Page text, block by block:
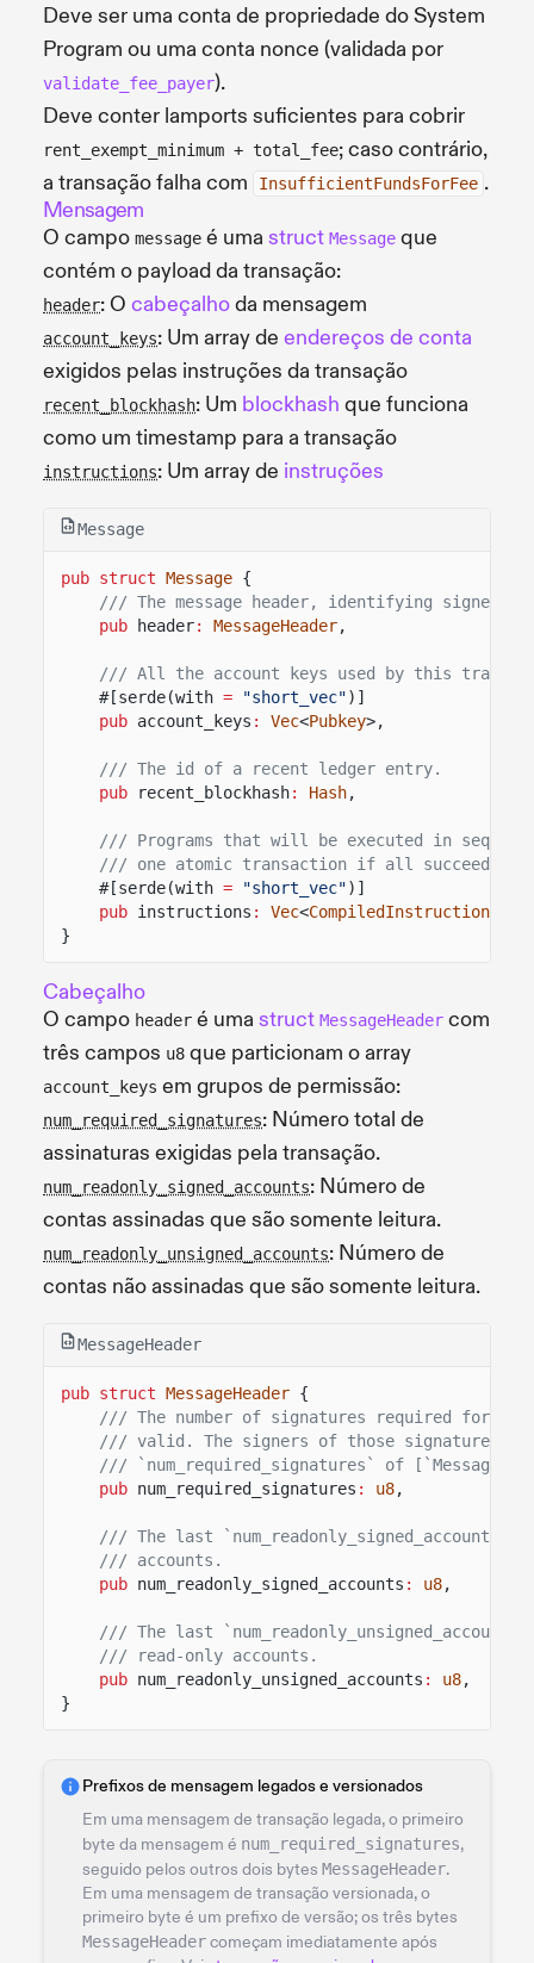
Deve ser uma conta de propriedade do System
Program ou uma conta nonce (validada por
validate_fee_payer).
Deve conter lamports suficientes para cobrir
rent_exempt_minimum + total_fee; caso contrário,
a transação falha com
InsufficientFundsForFee .
Mensagem
O campo message é uma struct Message que
contém o payload da transação:
header: O cabeçalhoda mensagem
account_keys: Um array de endereços de conta
exigidos pelas instruções da transação
recent_blockhash: Um blockhash que funciona
como um timestamp para a transação
instructions: Um array de instruções
Message
pub struct Message {
/// The message header, identifying signed
pub
header: MessageHeader,
/// All the account keys used by this
#[serde(with = "short_vec")]
pub account_keys : Vec<Pubkey>,
/// The id of a recent ledger entry.
pub
recent_blockhash: Hash,
/// Programs that will be executed in
/// one atomic transaction if all succeed.
#[serde(with = "short_vec")]
pub instructions : Vec<CompiledInstruction
}
Cabeçalho
O campo header é uma struct MessageHeader com
três campos u8 que particionam o array
account_keys em grupos de permissão:
num_required_signatures: Número total de
assinaturas exigidas pela transação.
num_readonly_signed_accounts: Número de
contas assinadas que são somente leitura.
num_readonly_unsigned_accounts: Número de
contas não assinadas que são somente leitura.
MessageHeader
pub struct MessageHeader {
/// The number of signatures required for this
/// valid. The signers of those signatures
/// `num_required_signatures` of
pub num_required_signatures : u8,
/// The last `num_readonly_signed_accounts`
/// accounts.
pub num_readonly_signed_accounts : u8,
/// The last
/// read-only accounts.
pub num_readonly_unsigned_accounts : u8,
}
Prefixos de mensagem legados e versionados
Em uma mensagem de transação legada, o primeiro
byte da mensagem é num_required_signatures,
seguido pelos outros dois bytes MessageHeader.
Em uma mensagem de transação versionada, o
primeiro byte é um prefixo de versão; os três bytes
MessageHeadercomeçam imediatamente após